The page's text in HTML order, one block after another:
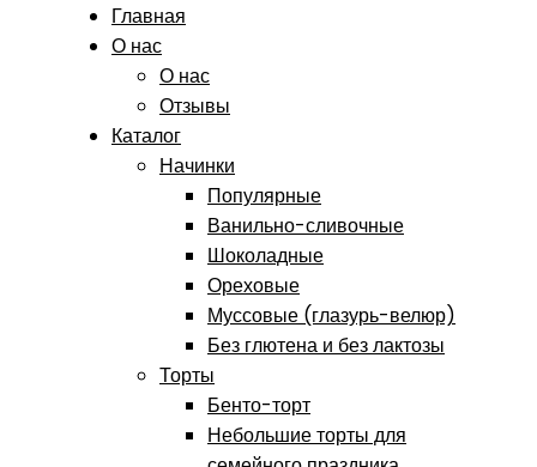
Главная
О нас
О нас
Отзывы
Каталог
Начинки
Популярные
Ванильно-сливочные
Шоколадные
Ореховые
Муссовые (глазурь-велюр)
Без глютена и без лактозы
Торты
Бенто-торт
Небольшие торты для